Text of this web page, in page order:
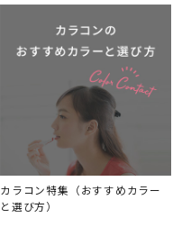
カラコン特集（おすすめカラー
と選び方）